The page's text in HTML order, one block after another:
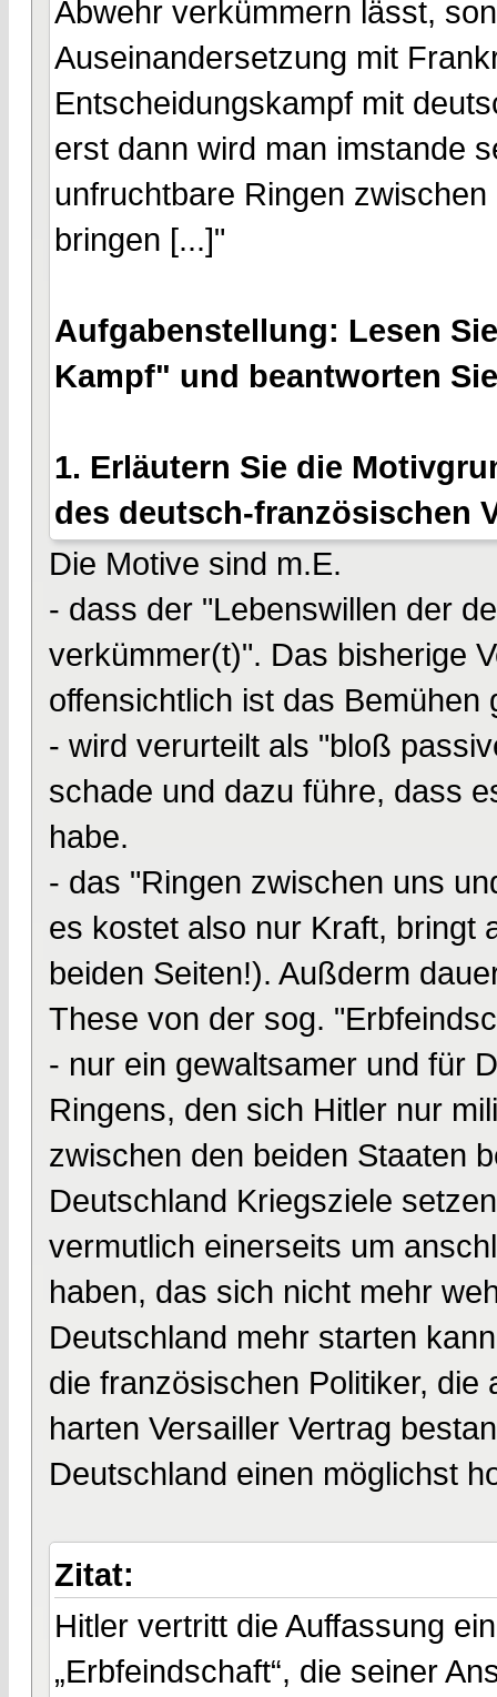
Abwehr verkümmern lässt,
Auseinandersetzung mit
Entscheidungskampf mit
erst dann wird man imstande
unfruchtbare Ringen
bringen [...]"
Aufgabenstellung: Lesen
Kampf" und beantworten
1. Erläutern Sie die
des deutsch-französischen
Die Motive sind m.E.
- dass der "Lebenswillen der
verkümmer(t)". Das bisherige
offensichtlich ist das Bemühen
- wird verurteilt als "bloß
schade und dazu führe, dass
habe.
- das "Ringen zwischen uns
es kostet also nur Kraft, bringt
beiden Seiten!). Außderm
These von der sog.
- nur ein gewaltsamer und für
Ringens, den sich Hitler nur
zwischen den beiden Staaten
Deutschland Kriegsziele
vermutlich einerseits um
haben, das sich nicht mehr
Deutschland mehr starten
die französischen Politiker,
harten Versailler Vertrag
Deutschland einen möglichst
Zitat:
Hitler vertritt die Auffassung
„Erbfeindschaft“, die seiner